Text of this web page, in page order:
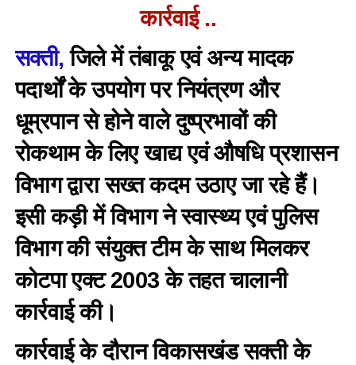
कार्रवाई ..
सक्ती, जिले में तंबाकू एवं अन्य मादक
पदार्थों के उपयोग पर नियंत्रण और
धूम्रपान से होने वाले दुष्प्रभावों की
रोकथाम के लिए खाद्य एवं औषधि प्रशासन
विभाग द्वारा सख्त कदम उठाए जा रहे हैं।
इसी कड़ी में विभाग ने स्वास्थ्य एवं पुलिस
विभाग की संयुक्त टीम के साथ मिलकर
कोटपा एक्ट 2003 के तहत चालानी
कार्रवाई की।
कार्रवाई के दौरान विकासखंड सक्ती के